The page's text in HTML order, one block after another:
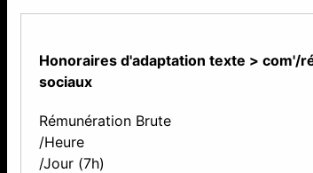
Honoraires d'adaptation texte > com'/
sociaux
Rémunération Brute
/Heure
/Jour (7h)